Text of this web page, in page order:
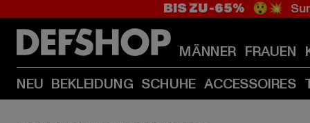
BIS ZU -65% 😲💥
MÄNNER FRAUEN
NEU BEKLEIDUNG SCHUHE ACCESSOIRES